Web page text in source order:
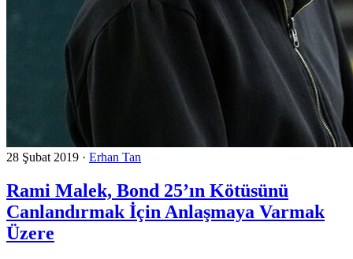
28 Şubat 2019 · Erhan Tan
Rami Malek, Bond 25’ın Kötüsünü
Canlandırmak İçin Anlaşmaya Varmak
Üzere